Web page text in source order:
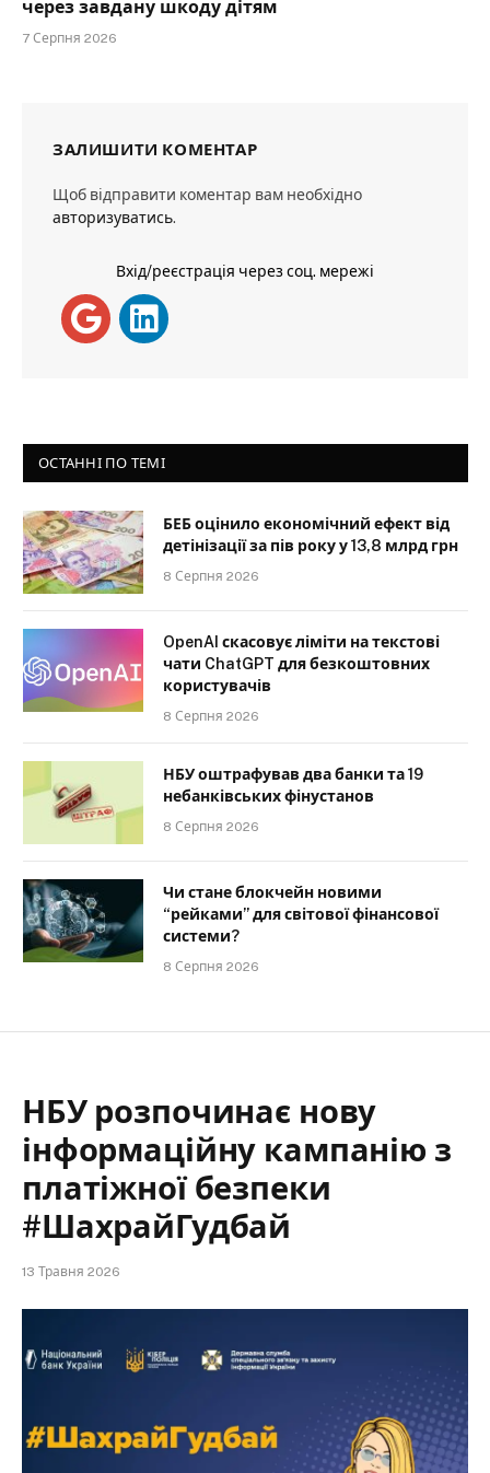
через завдану шкоду дітям
7 Серпня 2026
ЗАЛИШИТИ КОМЕНТАР
Щоб відправити коментар вам необхідно
авторизуватись.
Вхід/реєстрація через соц. мережі
ОСТАННІ ПО ТЕМІ
БЕБ оцінило економічний ефект від
детінізації за пів року у 13,8 млрд грн
8 Серпня 2026
OpenAI скасовує ліміти на текстові
чати ChatGPT для безкоштовних
користувачів
8 Серпня 2026
НБУ оштрафував два банки та 19
небанківських фінустанов
8 Серпня 2026
Чи стане блокчейн новими
“рейками” для світової фінансової
системи?
8 Серпня 2026
НБУ розпочинає нову
інформаційну кампанію з
платіжної безпеки
#ШахрайГудбай
13 Травня 2026